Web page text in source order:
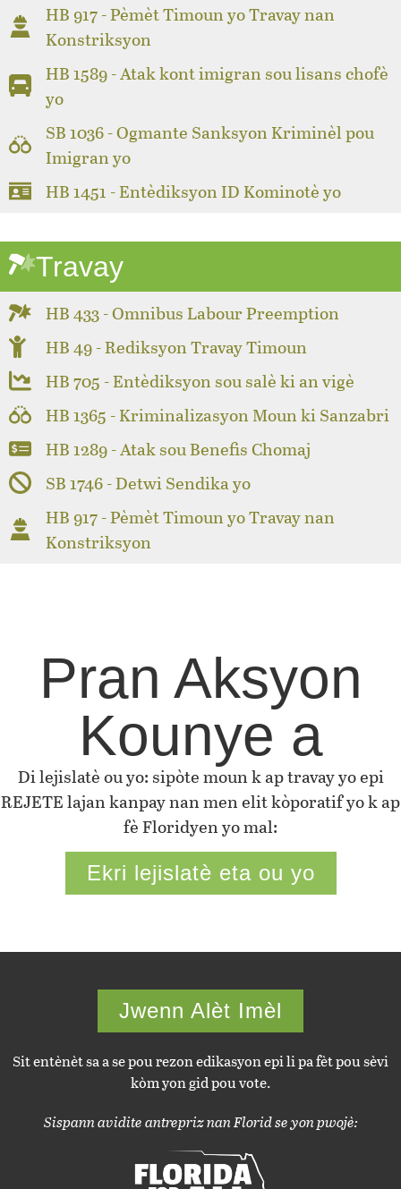
HB 917 - Pèmèt Timoun yo Travay nan
Konstriksyon
HB 1589 - Atak kont imigran sou lisans chofè
yo
SB 1036 - Ogmante Sanksyon Kriminèl pou
Imigran yo
HB 1451 - Entèdiksyon ID Kominotè yo
Travay
HB 433 - Omnibus Labour Preemption
HB 49 - Rediksyon Travay Timoun
HB 705 - Entèdiksyon sou salè ki an vigè
HB 1365 - Kriminalizasyon Moun ki Sanzabri
HB 1289 - Atak sou Benefis Chomaj
SB 1746 - Detwi Sendika yo
HB 917 - Pèmèt Timoun yo Travay nan
Konstriksyon
Pran Aksyon
Kounye a
Di lejislatè ou yo: sipòte moun k ap travay yo epi
REJETE lajan kanpay nan men elit kòporatif yo k ap
fè Floridyen yo mal:
Ekri lejislatè eta ou yo
Jwenn Alèt Imèl
Sit entènèt sa a se pou rezon edikasyon epi li pa fèt pou sèvi
kòm yon gid pou vote.
Sispann avidite antrepriz nan Florid se yon pwojè: